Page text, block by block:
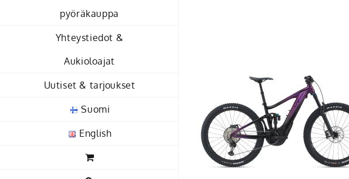
pyöräkauppa
Yhteystiedot &
Aukioloajat
Uutiset & tarjoukset
Suomi
English